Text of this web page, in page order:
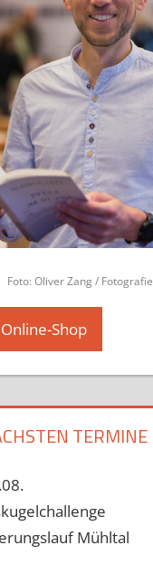
Foto: Oliver Zang / Fotografie
Shop
TERMINE
Mühltal